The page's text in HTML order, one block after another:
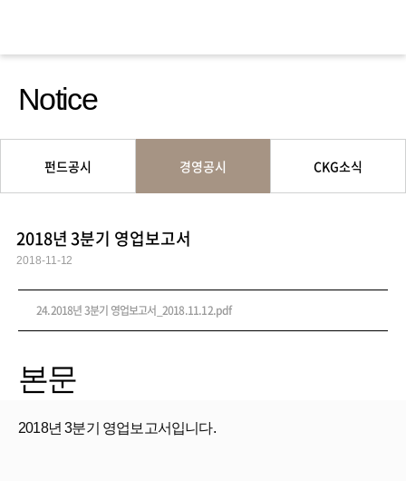
Notice
펀드공시 경영공시 CKG소식
2018년 3분기 영업보고서
2018-11-12
24.2018년 3분기 영업보고서_2018.11.12.pdf
본문
2018년 3분기 영업보고서입니다.